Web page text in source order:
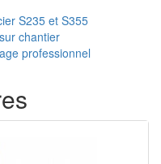
S235 et S355
chantier
professionnel